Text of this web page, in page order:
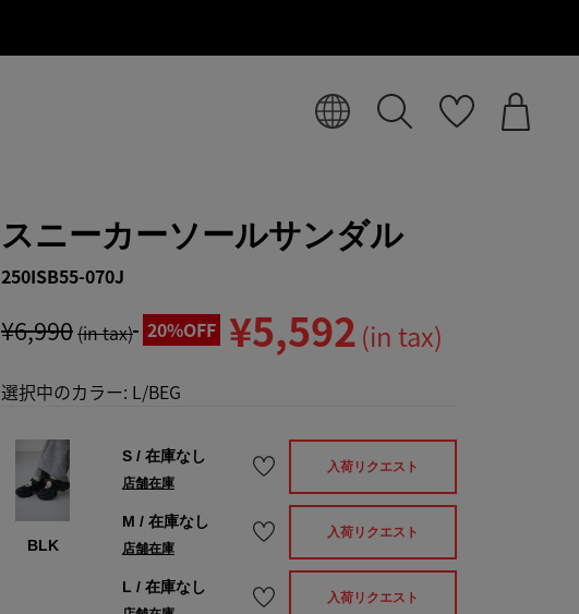
スニーカーソールサンダル
250ISB55-070J
¥6,990(in tax) 20%OFF ¥5,592 (in tax)
選択中のカラー: L/BEG
BLK
S/ 在庫なし
店舗在庫
入荷リクエスト
M / 在庫なし
店舗在庫
入荷リクエスト
L / 在庫なし
入荷リクエスト